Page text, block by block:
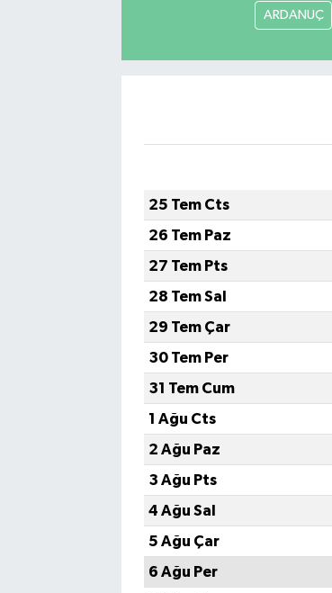
ARDANUÇ
25 Tem Cts
26 Tem Paz
27 Tem Pts
28 Tem Sal
29 Tem Çar
30 Tem Per
31 Tem Cum
1 Ağu Cts
2 Ağu Paz
3 Ağu Pts
4 Ağu Sal
5 Ağu Çar
6 Ağu Per